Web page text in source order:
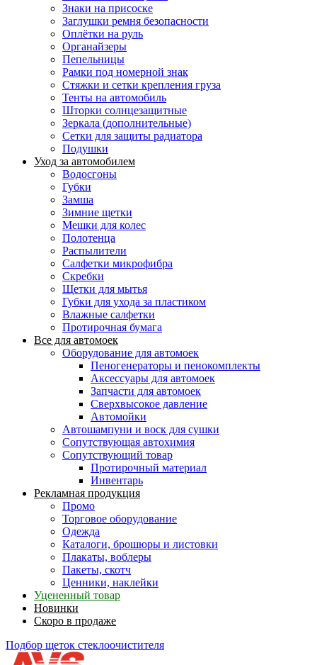
Знаки на присоске
Заглушки ремня безопасности
Оплётки на руль
Органайзеры
Пепельницы
Рамки под номерной знак
Стяжки и сетки крепления груза
Тенты на автомобиль
Шторки солнцезащитные
Зеркала (дополнительные)
Сетки для защиты радиатора
Подушки
Уход за автомобилем
Водосгоны
Губки
Замша
Зимние щетки
Мешки для колес
Полотенца
Распылители
Салфетки микрофибра
Скребки
Щетки для мытья
Губки для ухода за пластиком
Влажные салфетки
Протирочная бумага
Все для автомоек
Оборудование для автомоек
Пеногенераторы и пенокомплекты
Аксессуары для автомоек
Запчасти для автомоек
Сверхвысокое давление
Автомойки
Автошампуни и воск для сушки
Сопутствующая автохимия
Сопутствующий товар
Протирочный материал
Инвентарь
Рекламная продукция
Промо
Торговое оборудование
Одежда
Каталоги, брошюры и листовки
Плакаты, воблеры
Пакеты, скотч
Ценники, наклейки
Уцененный товар
Новинки
Скоро в продаже
Подбор щеток стеклоочистителя